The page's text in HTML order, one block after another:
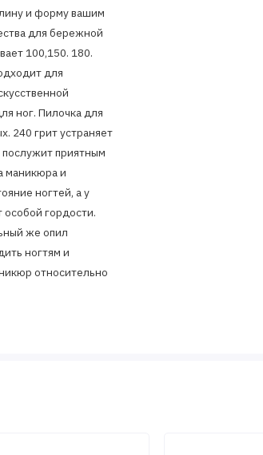
и форму вашим
для бережной
100,150. 180.
для
ног. Пилочка для
240 грит устраняет
приятным
маникюра и
ногтей, а у
гордости.
же опил
ногтям и
относительно